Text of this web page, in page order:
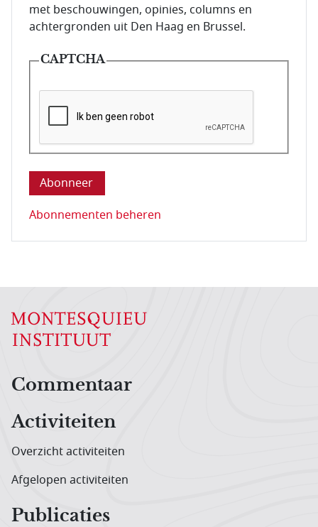
met beschouwingen, opinies, columns en
achtergronden uit Den Haag en Brussel.
CAPTCHA
Deze vraag is om te controleren dat u een mens
Abonnementen beheren
Hoofdnavigatiemenu
Commentaar
Activiteiten
Overzicht activiteiten
Afgelopen activiteiten
Publicaties